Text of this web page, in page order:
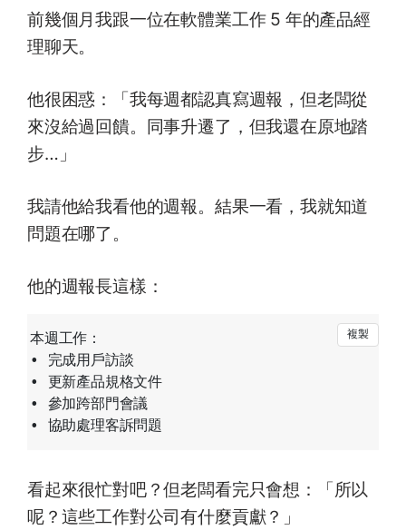
前幾個月我跟一位在軟體業工作 5 年的產品經
理聊天。
他很困惑：「我每週都認真寫週報，但老闆從
來沒給過回饋。同事升遷了，但我還在原地踏
步…」
我請他給我看他的週報。結果一看，我就知道
問題在哪了。
他的週報長這樣：
本週工作：
• 完成用戶訪談
• 更新產品規格文件
• 參加跨部門會議
看起來很忙對吧？但老闆看完只會想：「所以
呢？這些工作對公司有什麼貢獻？」